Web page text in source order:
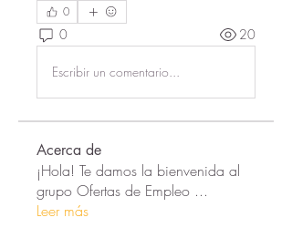
0
0 20
Escribir un comentario...
Acerca de
¡Hola! Te damos la bienvenida al
grupo Ofertas de Empleo ...
Leer más